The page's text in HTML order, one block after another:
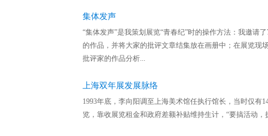
集体发声
“集体发声”是我策划展览“青春纪”时的操作方法：我邀请
的作品，并将大家的批评文章结集放在画册中；在展览现
批评家的作品分析...
上海双年展发展脉络
1993年底，李向阳调至上海美术馆任执行馆长，当时仅有
览，靠收展览租金和政府差额补贴维持生计，“要搞活动